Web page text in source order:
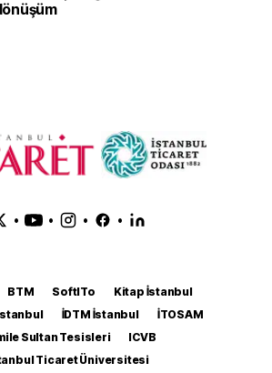
• • • •
BTM SoftITo
Kitap İstanbul
İDTM İstanbul
İTOSAM
Sultan Tesisleri
ICVB
Ticaret Üniversitesi